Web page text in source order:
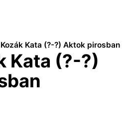
Kata (?-?) Aktok pirosban
Kata (?-?)